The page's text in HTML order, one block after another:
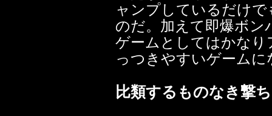
ャンプしているだけ
のだ。加えて即爆ボ
ゲームとしてはかなり
っつきやすいゲーム
比類するものなき撃